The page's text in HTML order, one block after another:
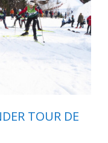
TOUR DE